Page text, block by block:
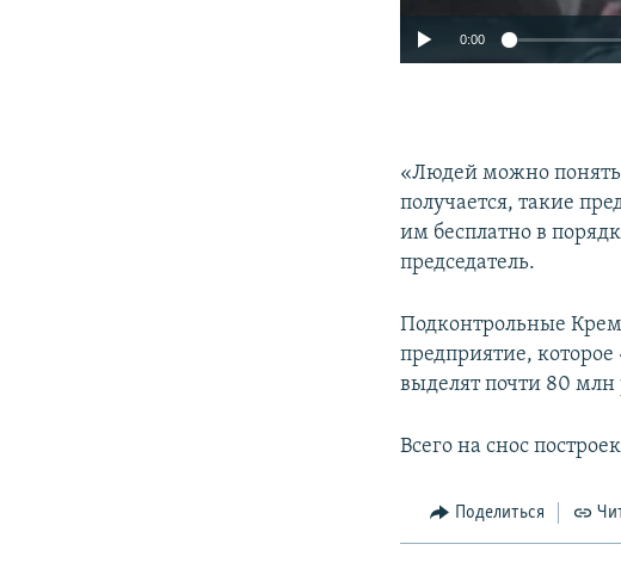
0:00
«Людей можно
получается, такие
им бесплатно в
председатель.
Подконтрольные
предприятие, которое
выделят почти 80 млн
Всего на снос
Поделиться